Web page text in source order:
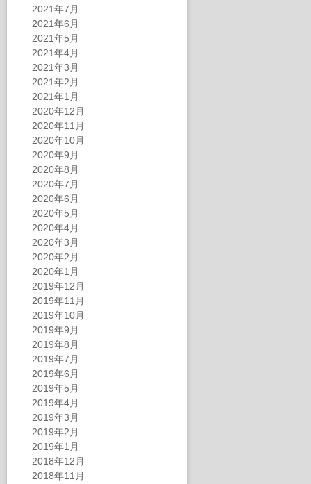
2021年7月
2021年6月
2021年5月
2021年4月
2021年3月
2021年2月
2021年1月
2020年12月
2020年11月
2020年10月
2020年9月
2020年8月
2020年7月
2020年6月
2020年5月
2020年4月
2020年3月
2020年2月
2020年1月
2019年12月
2019年11月
2019年10月
2019年9月
2019年8月
2019年7月
2019年6月
2019年5月
2019年4月
2019年3月
2019年2月
2019年1月
2018年12月
2018年11月